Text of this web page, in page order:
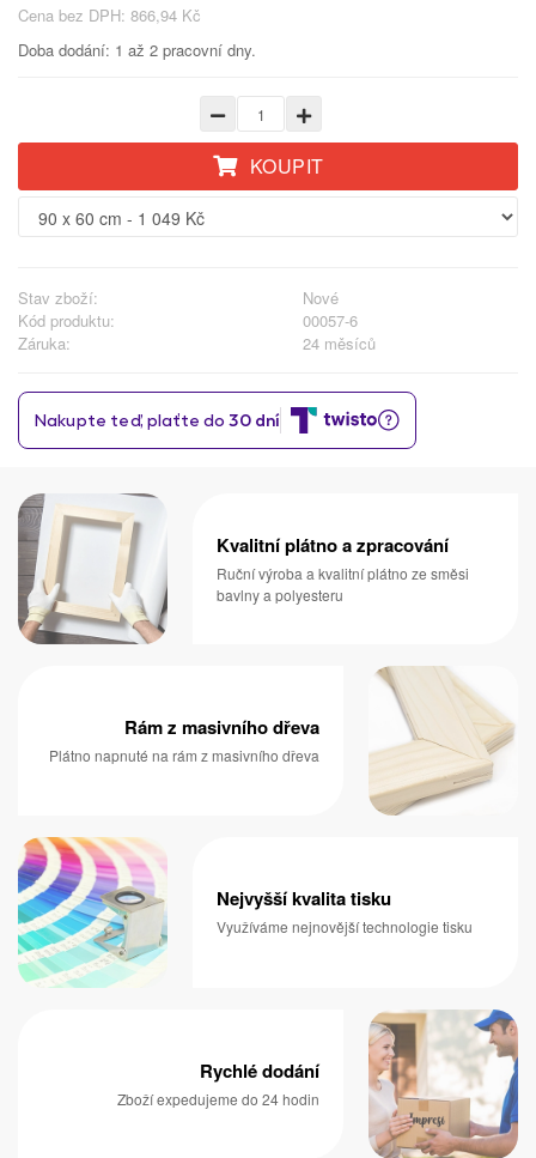
Cena bez DPH: 866,94 Kč
Doba dodání: 1 až 2 pracovní dny.
KOUPIT
Stav zboží:
Nové
Kód produktu:
00057-6
Záruka:
24 měsíců
Kvalitní plátno a zpracování
Ruční výroba a kvalitní plátno ze směsi
bavlny a polyesteru
Rám z masivního dřeva
Plátno napnuté na rám z masivního dřeva
Nejvyšší kvalita tisku
Využíváme nejnovější technologie tisku
Rychlé dodání
Zboží expedujeme do 24 hodin